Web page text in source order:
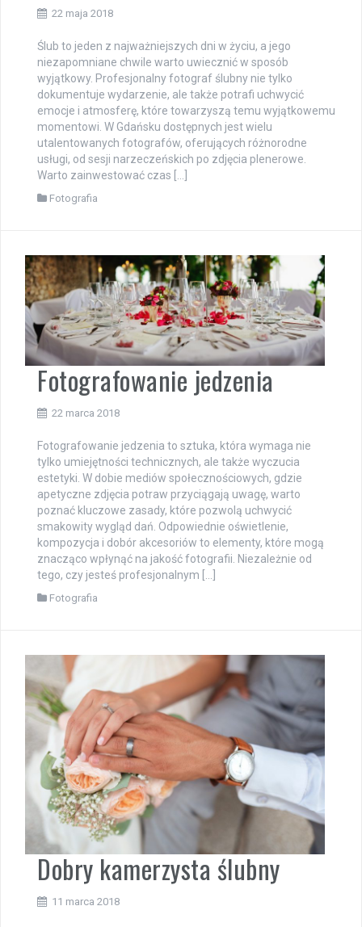
22 maja 2018
Ślub to jeden z najważniejszych dni w życiu, a jego
niezapomniane chwile warto uwiecznić w sposób
wyjątkowy. Profesjonalny fotograf ślubny nie tylko
dokumentuje wydarzenie, ale także potrafi uchwycić
emocje i atmosferę, które towarzyszą temu wyjątkowemu
momentowi. W Gdańsku dostępnych jest wielu
utalentowanych fotografów, oferujących różnorodne
usługi, od sesji narzeczeńskich po zdjęcia plenerowe.
Warto zainwestować czas […]
Fotografia
Fotografowanie jedzenia
22 marca 2018
Fotografowanie jedzenia to sztuka, która wymaga nie
tylko umiejętności technicznych, ale także wyczucia
estetyki. W dobie mediów społecznościowych, gdzie
apetyczne zdjęcia potraw przyciągają uwagę, warto
poznać kluczowe zasady, które pozwolą uchwycić
smakowity wygląd dań. Odpowiednie oświetlenie,
kompozycja i dobór akcesoriów to elementy, które mogą
znacząco wpłynąć na jakość fotografii. Niezależnie od
tego, czy jesteś profesjonalnym […]
Fotografia
Dobry kamerzysta ślubny
11 marca 2018